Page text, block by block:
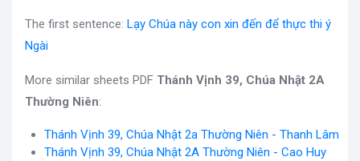
The first sentence: Lạy Chúa này con xin đến để thực thi ý
Ngài
More similar sheets PDF Thánh Vịnh 39, Chúa Nhật 2A
Thường Niên:
Thánh Vịnh 39, Chúa Nhật 2a Thường Niên - Thanh Lâm
Thánh Vịnh 39, Chúa Nhật 2A Thường Niên - Cao Huy